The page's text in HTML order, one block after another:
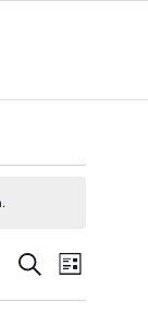
Suche
Suche
Liste